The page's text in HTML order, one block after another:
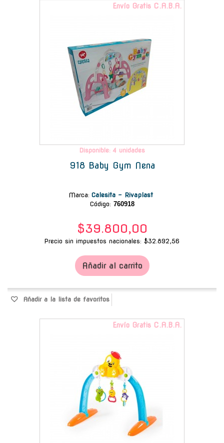
Envío Gratis C.A.B.A.
Disponible: 4 unidades
918 Baby Gym Nena
Marca: Calesita - Rivaplast
Código: 760918
$39.800,00
Precio sin impuestos nacionales: $32.892,56
Añadir al carrito
Añadir a la lista de favoritos
Envío Gratis C.A.B.A.